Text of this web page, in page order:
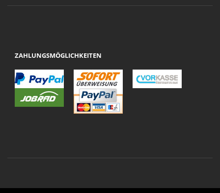
ZAHLUNGSMÖGLICHKEITEN